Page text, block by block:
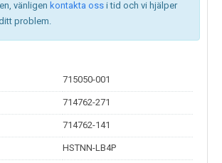
vänligen kontakta oss i tid och vi hjälper
problem.
715050-001
714762-271
714762-141
HSTNN-LB4P